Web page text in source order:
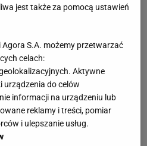
jest także za pomocą ustawień
S.A. możemy przetwarzać
celach:
Aktywne
do celów
informacji na urządzeniu lub
reklamy i treści, pomiar
i ulepszanie usług.